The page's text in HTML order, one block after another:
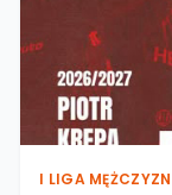
I LIGA